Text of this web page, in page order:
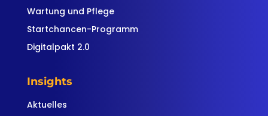
Wartung und Pflege
Startchancen-Programm
Digitalpakt 2.0
Insights
Aktuelles